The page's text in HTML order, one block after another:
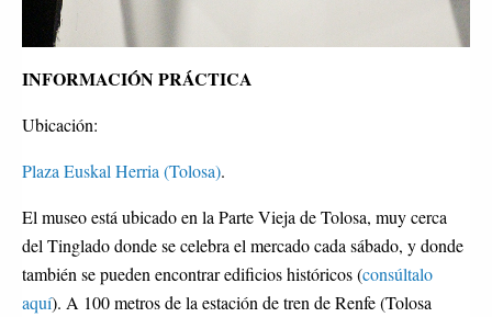
INFORMACIÓN PRÁCTICA
Ubicación:
Plaza Euskal Herria (Tolosa).
El museo está ubicado en la Parte Vieja de Tolosa, muy cerca
del Tinglado donde se celebra el mercado cada sábado, y donde
también se pueden encontrar edificios históricos (consúltalo
aquí). A 100 metros de la estación de tren de Renfe (Tolosa